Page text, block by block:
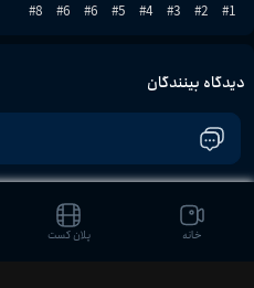
1
2
3
4
5
6
6
8
دیدگاه بینندگان
خانه پلان کست